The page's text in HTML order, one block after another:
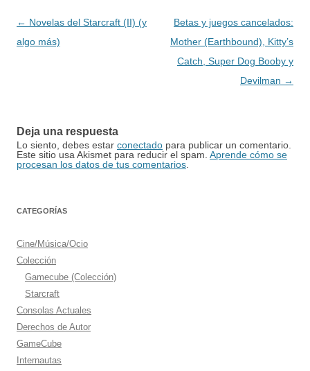
Navegación
de
← Novelas del Starcraft (II) (y
algo más)
Betas y juegos cancelados:
Mother (Earthbound), Kitty’s
Catch, Super Dog Booby y
Devilman →
Deja una respuesta
Lo siento, debes estar conectado para publicar un comentario.
Este sitio usa Akismet para reducir el spam. Aprende cómo se
procesan los datos de tus comentarios
CATEGORÍAS
Cine/Música/Ocio
Colección
Gamecube (Colección)
Starcraft
Consolas Actuales
Derechos de Autor
GameCube
Internautas